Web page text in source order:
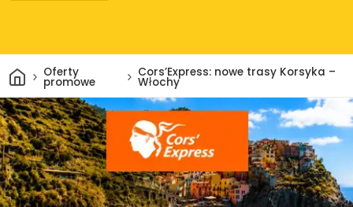
DomOferty
promowe
Cors’Express: nowe trasy Korsyka –
Włochy